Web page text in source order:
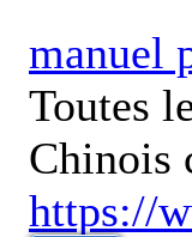
manuel
Toutes
Chinois
https://